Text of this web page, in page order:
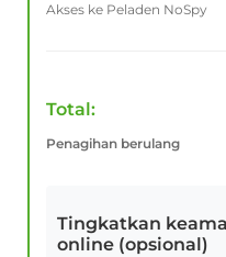
Akses ke Peladen NoSpy
Total:
Penagihan berulang
Tingkatkan
online (opsional)